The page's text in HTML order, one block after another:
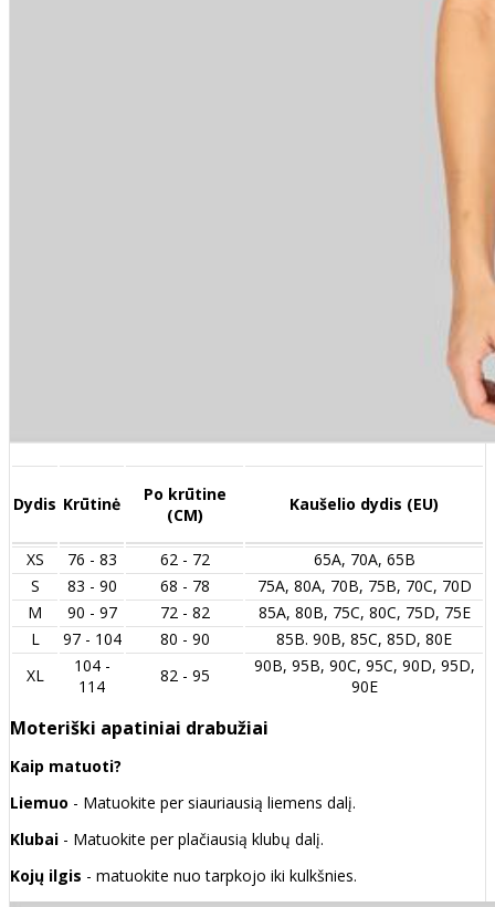
Dydis Krūtinė
Po krūtine
(CM)
Kaušelio dydis (EU)
XS 76 - 83 62 - 72
65A, 70A, 65B
S
83 - 90 68 - 78
75A, 80A, 70B, 75B, 70C, 70D
M
90 - 97 72 - 82
85A, 80B, 75C, 80C, 75D, 75E
L
97 - 104 80 - 90
85B. 90B, 85C, 85D, 80E
XL
104 -
114
82 - 95
90B, 95B, 90C, 95C, 90D, 95D,
90E
Moteriški apatiniai drabužiai
Kaip matuoti?
Liemuo - Matuokite per siauriausią liemens dalį.
Klubai - Matuokite per plačiausią klubų dalį.
Kojų ilgis - matuokite nuo tarpkojo iki kulkšnies.